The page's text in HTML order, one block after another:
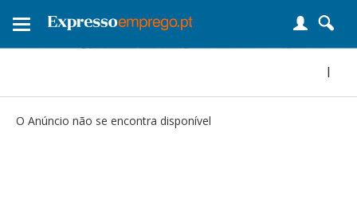
Toggle
|
O Anúncio não se encontra disponível